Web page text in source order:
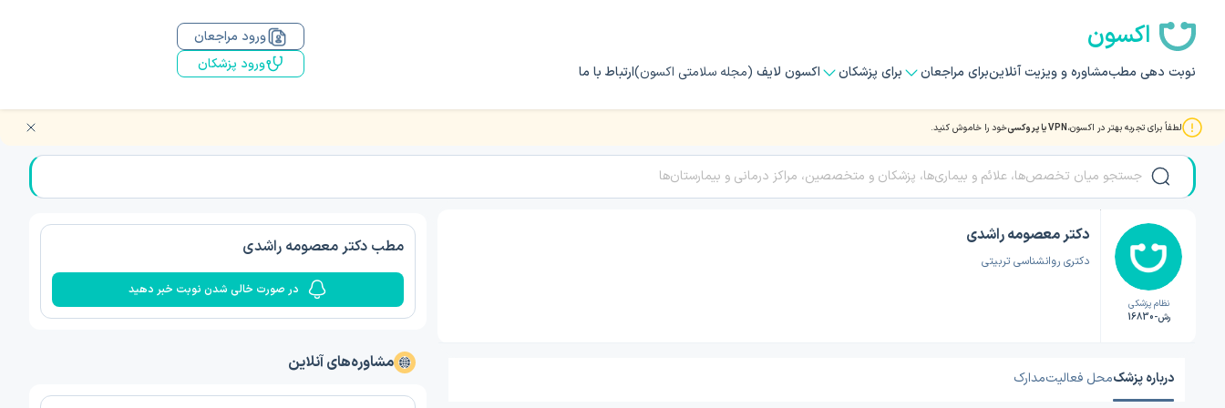
اکسون
نوبت دهی مطبمشاوره و ویزیت آنلاینبرای مراجعان برای پزشکان اکسون لایف (مجله سلامتی اکسون)ارتباط با ما
ورود مراجعان
ورود پزشکان
لطفاً برای تجربه بهتر در اکسون،VPN یا پروکسی خود را خاموش کنید. صفحه اصلی/دکتر روانشناسی/دکتر روانشناسی تهران/دکتر معصومه راشدی
نظام پزشکی
رش-16830
دکتر معصومه راشدی
دکتری روانشناسی تربیتی
درباره پزشکمحل فعالیتمدارک
مطب دکتر معصومه راشدی
در صورت خالی شدن نوبت خبر دهید
مشاوره‌های آنلاین